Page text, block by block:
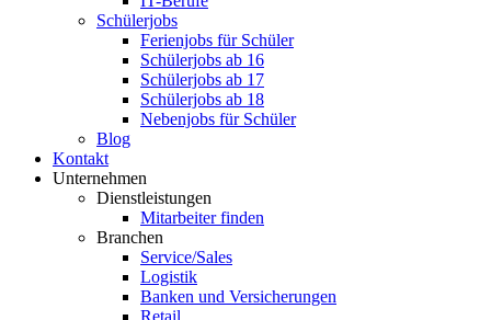
Schülerjobs
Ferienjobs für Schüler
Schülerjobs ab 16
Schülerjobs ab 17
Schülerjobs ab 18
Nebenjobs für Schüler
Blog
Kontakt
Unternehmen
Dienstleistungen
Mitarbeiter finden
Branchen
Service/Sales
Logistik
Banken und Versicherungen
Retail